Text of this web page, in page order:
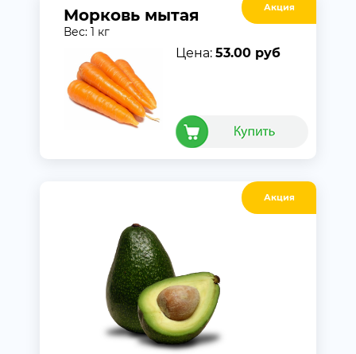
Акция
Морковь мытая
Вес: 1 кг
Цена: 53.00 руб
Акция